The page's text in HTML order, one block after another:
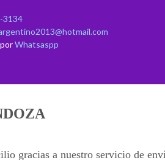
3134
Whatsaspp
gracias a nuestro servicio de